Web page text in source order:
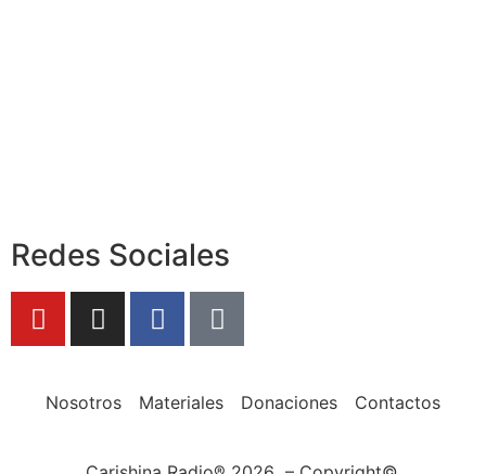
Redes Sociales
Nosotros Materiales Donaciones Contactos